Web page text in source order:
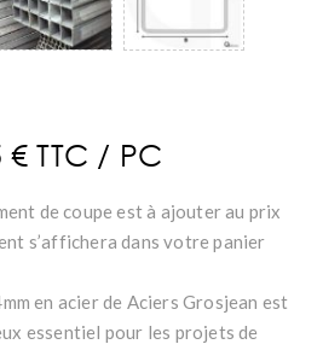
€ TTC / PC
de coupe est à ajouter au prix
s’affichera dans votre panier
en acier de Aciers Grosjean est
essentiel pour les projets de